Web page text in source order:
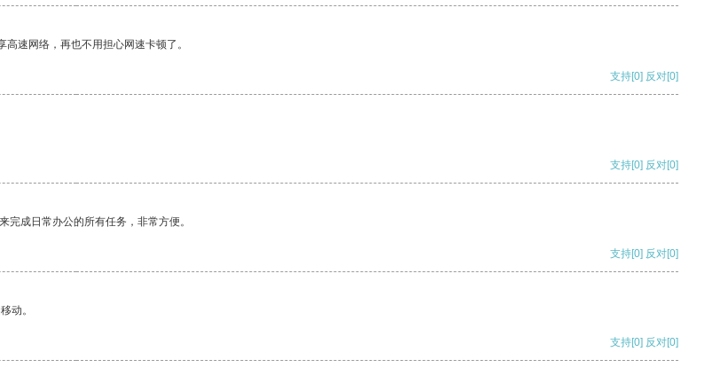
速网络，再也不用担心网速卡顿了。
支持[0] 反对[0]
支持[0] 反对[0]
成日常办公的所有任务，非常方便。
支持[0] 反对[0]
动。
支持[0] 反对[0]